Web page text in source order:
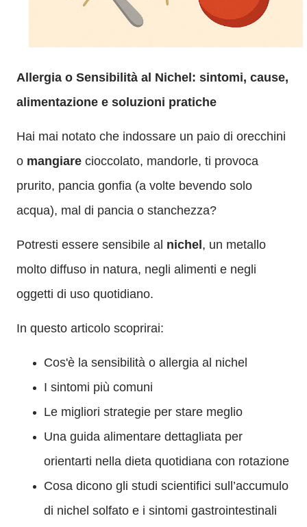
Allergia o Sensibilità al Nichel: sintomi, cause,
alimentazione e soluzioni pratiche
Hai mai notato che indossare un paio di orecchini
o mangiare cioccolato, mandorle, ti provoca
prurito, pancia gonfia (a volte bevendo solo
acqua), mal di pancia o stanchezza?
Potresti essere sensibile al nichel, un metallo
molto diffuso in natura, negli alimenti e negli
oggetti di uso quotidiano.
In questo articolo scoprirai:
Cos'è la sensibilità o allergia al nichel
I sintomi più comuni
Le migliori strategie per stare meglio
Una guida alimentare dettagliata per
orientarti nella dieta quotidiana con rotazione
Cosa dicono gli studi scientifici sull’accumulo
di nichel solfato e i sintomi gastrointestinali